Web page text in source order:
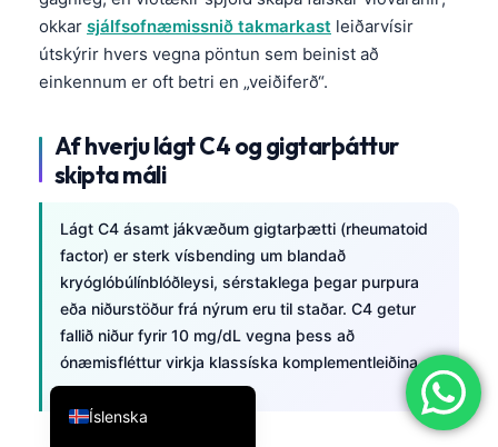
Af hverju lágt C4 og gigtarþáttur
skipta máli
Lágt C4 ásamt jákvæðum gigtarþætti (rheumatoid
factor) er sterk vísbending um blandað
kryóglóbúlínblóðleysi, sérstaklega þegar purpura
fallið niður fyrir 10 mg/dL vegna þess að
ónæmisfléttur virkja klassíska komplementleiðina.
Íslenska
Deutsch
العربية
Français
עִבְרִית
Español
Ελληνικά
Türkçe
Română